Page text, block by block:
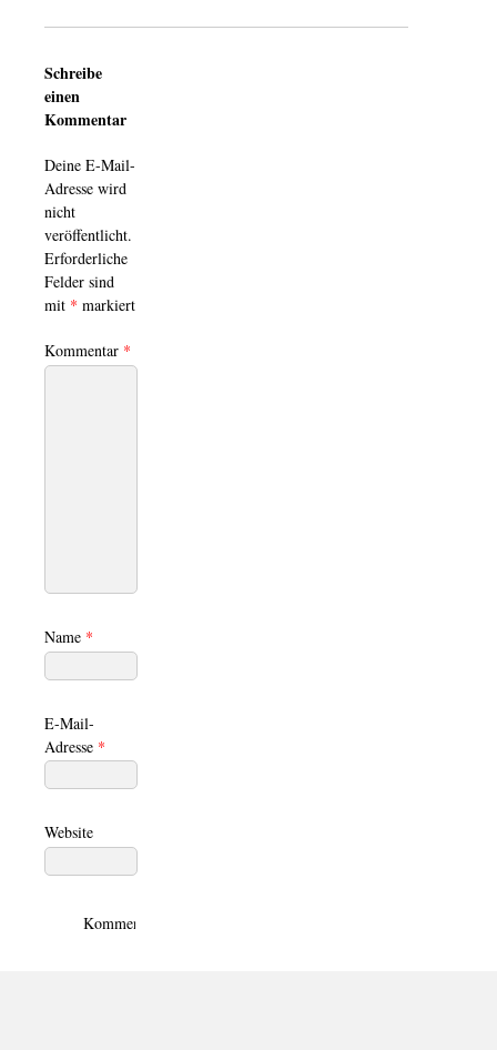
Schreibe
einen
Kommentar
Deine E-Mail-
Adresse wird
nicht
veröffentlicht.
Erforderliche
Felder sind
mit * markiert
Kommentar *
Name *
E-Mail-
Adresse *
Website